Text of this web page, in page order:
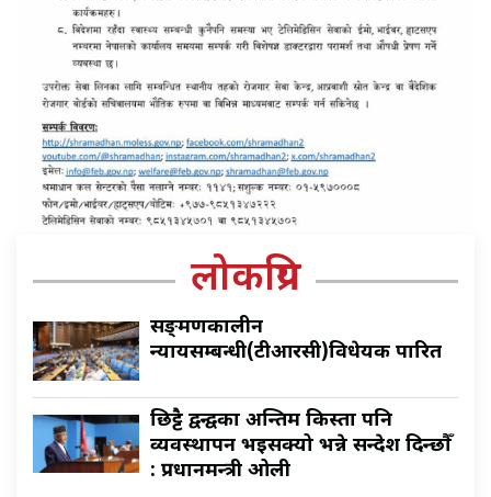
लोकप्रिय
सङ्क्रमणकालीन
न्यायसम्बन्धी(टीआरसी)विधेयक पारित
छिट्टै द्वन्द्वका अन्तिम किस्ता पनि
व्यवस्थापन भइसक्यो भन्ने सन्देश दिन्छौँ
: प्रधानमन्त्री ओली